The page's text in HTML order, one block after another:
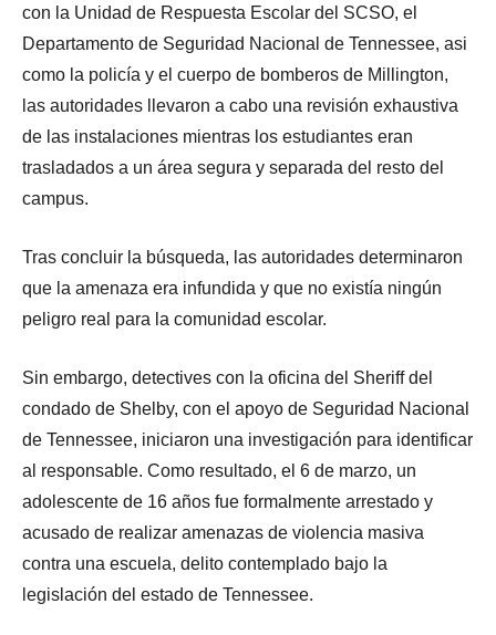
con la Unidad de Respuesta Escolar del SCSO, el
Departamento de Seguridad Nacional de Tennessee, asi
como la policía y el cuerpo de bomberos de Millington,
las autoridades llevaron a cabo una revisión exhaustiva
de las instalaciones mientras los estudiantes eran
trasladados a un área segura y separada del resto del
campus.
Tras concluir la búsqueda, las autoridades determinaron
que la amenaza era infundida y que no existía ningún
peligro real para la comunidad escolar.
Sin embargo, detectives con la oficina del Sheriff del
condado de Shelby, con el apoyo de Seguridad Nacional
de Tennessee, iniciaron una investigación para identificar
al responsable. Como resultado, el 6 de marzo, un
adolescente de 16 años fue formalmente arrestado y
acusado de realizar amenazas de violencia masiva
contra una escuela, delito contemplado bajo la
legislación del estado de Tennessee.